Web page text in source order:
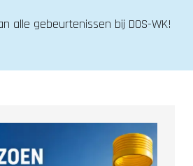
alle gebeurtenissen bij DOS-WK!